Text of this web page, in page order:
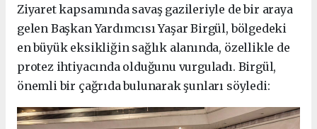
Ziyaret kapsamında savaş gazileriyle de bir araya
gelen Başkan Yardımcısı Yaşar Birgül, bölgedeki
en büyük eksikliğin sağlık alanında, özellikle de
protez ihtiyacında olduğunu vurguladı. Birgül,
önemli bir çağrıda bulunarak şunları söyledi: